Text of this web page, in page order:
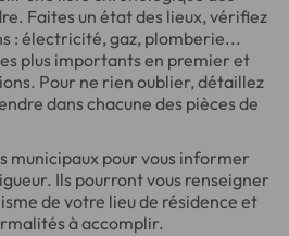
Faites un état des lieux, vérifiez
: électricité, gaz, plomberie...
plus importants en premier et
Pour ne rien oublier, détaillez
dans chacune des pièces de
municipaux pour vous informer
Ils pourront vous renseigner
de votre lieu de résidence et
à accomplir.